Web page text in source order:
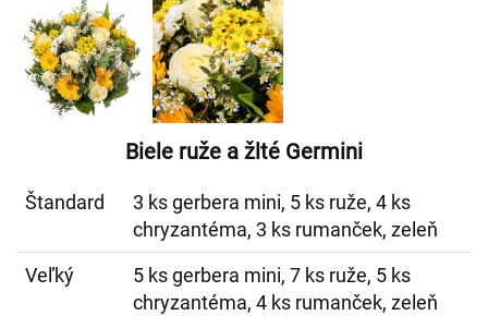
Biele ruže a žlté Germini
Štandard
3 ks gerbera mini, 5 ks ruže, 4 ks
chryzantéma, 3 ks rumanček, zeleň
Veľký
5 ks gerbera mini, 7 ks ruže, 5 ks
chryzantéma, 4 ks rumanček, zeleň